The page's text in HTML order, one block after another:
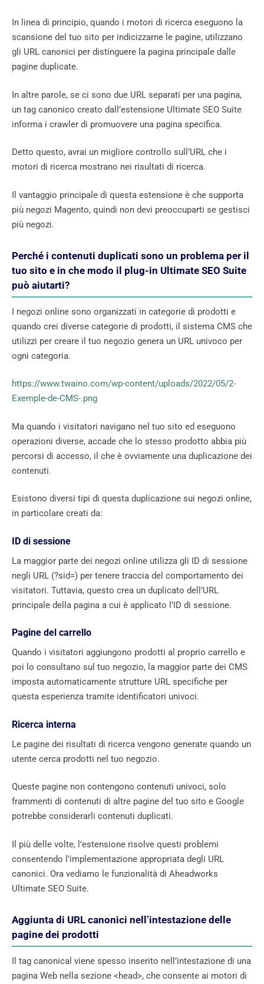
In linea di principio, quando i motori di ricerca eseguono la
scansione del tuo sito per indicizzarne le pagine, utilizzano
gli URL canonici per distinguere la pagina principale dalle
pagine duplicate.
In altre parole, se ci sono due URL separati per una pagina,
un tag canonico creato dall’estensione Ultimate SEO Suite
informa i crawler di promuovere una pagina specifica.
Detto questo, avrai un migliore controllo sull’URL che i
motori di ricerca mostrano nei risultati di ricerca.
Il vantaggio principale di questa estensione è che supporta
più negozi Magento, quindi non devi preoccuparti se gestisci
più negozi.
Perché i contenuti duplicati sono un problema per il
tuo sito e in che modo il plug-in Ultimate SEO Suite
può aiutarti?
I negozi online sono organizzati in categorie di prodotti e
quando crei diverse categorie di prodotti, il sistema CMS che
utilizzi per creare il tuo negozio genera un URL univoco per
ogni categoria.
https://www.twaino.com/wp-content/uploads/2022/05/2-
Exemple-de-CMS-.png
Ma quando i visitatori navigano nel tuo sito ed eseguono
operazioni diverse, accade che lo stesso prodotto abbia più
percorsi di accesso, il che è ovviamente una duplicazione dei
contenuti.
Esistono diversi tipi di questa duplicazione sui negozi online,
in particolare creati da:
ID di sessione
La maggior parte dei negozi online utilizza gli ID di sessione
negli URL (?sid=) per tenere traccia del comportamento dei
visitatori. Tuttavia, questo crea un duplicato dell’URL
principale della pagina a cui è applicato l’ID di sessione.
Pagine del carrello
Quando i visitatori aggiungono prodotti al proprio carrello e
poi lo consultano sul tuo negozio, la maggior parte dei CMS
imposta automaticamente strutture URL specifiche per
questa esperienza tramite identificatori univoci.
Ricerca interna
Le pagine dei risultati di ricerca vengono generate quando un
utente cerca prodotti nel tuo negozio.
Queste pagine non contengono contenuti univoci, solo
frammenti di contenuti di altre pagine del tuo sito e Google
potrebbe considerarli contenuti duplicati.
Il più delle volte, l’estensione risolve questi problemi
consentendo l’implementazione appropriata degli URL
canonici. Ora vediamo le funzionalità di Aheadworks
Ultimate SEO Suite.
Aggiunta di URL canonici nell’intestazione delle
pagine dei prodotti
Il tag canonical viene spesso inserito nell’intestazione di una
pagina Web nella sezione <head>, che consente ai motori di